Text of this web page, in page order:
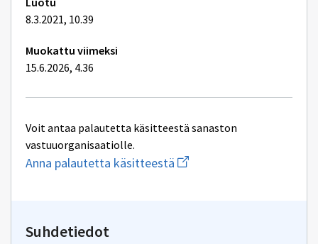
8.3.2021, 10.39
Muokattu viimeksi
15.6.2026, 4.36
Voit antaa palautetta käsitteestä sanaston
vastuuorganisaatiolle.
Anna palautetta käsitteestä Aloita
uuden
Suhdetiedot